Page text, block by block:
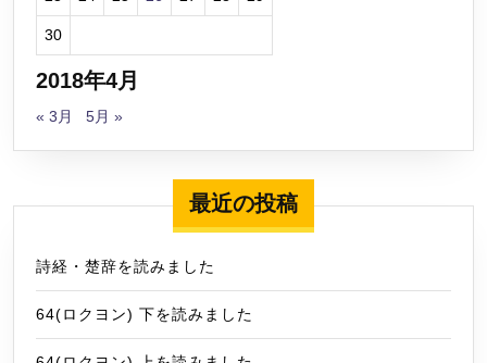
2018年4月
30
« 3月 5月 »
最近の投稿
詩経・楚辞を読みました
64(ロクヨン) 下を読みました